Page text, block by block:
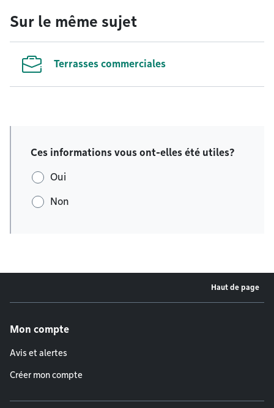
Sur le même sujet
Terrasses commerciales
Ces informations vous ont-elles été utiles?
Oui
Non
Haut de page
Mon compte
Avis et alertes
Créer mon compte